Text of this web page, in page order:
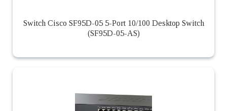
Switch Cisco SF95D-05 5-Port 10/100 Desktop Switch
(SF95D-05-AS)